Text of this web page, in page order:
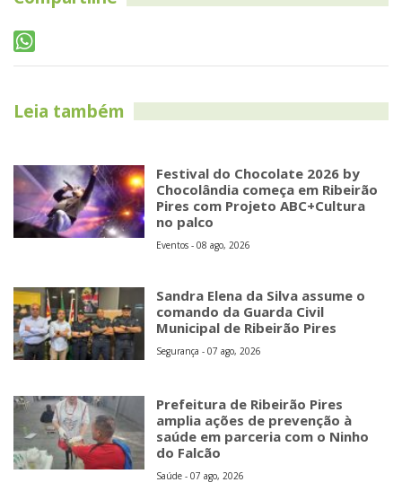
Leia também
Festival do Chocolate 2026 by
Chocolândia começa em Ribeirão
Pires com Projeto ABC+Cultura
no palco
Eventos - 08 ago, 2026
Sandra Elena da Silva assume o
comando da Guarda Civil
Municipal de Ribeirão Pires
Segurança - 07 ago, 2026
Prefeitura de Ribeirão Pires
amplia ações de prevenção à
saúde em parceria com o Ninho
do Falcão
Saúde - 07 ago, 2026